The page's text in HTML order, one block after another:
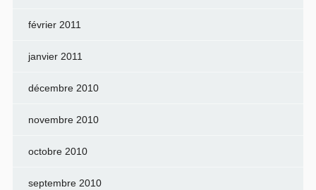
février 2011
janvier 2011
décembre 2010
novembre 2010
octobre 2010
septembre 2010